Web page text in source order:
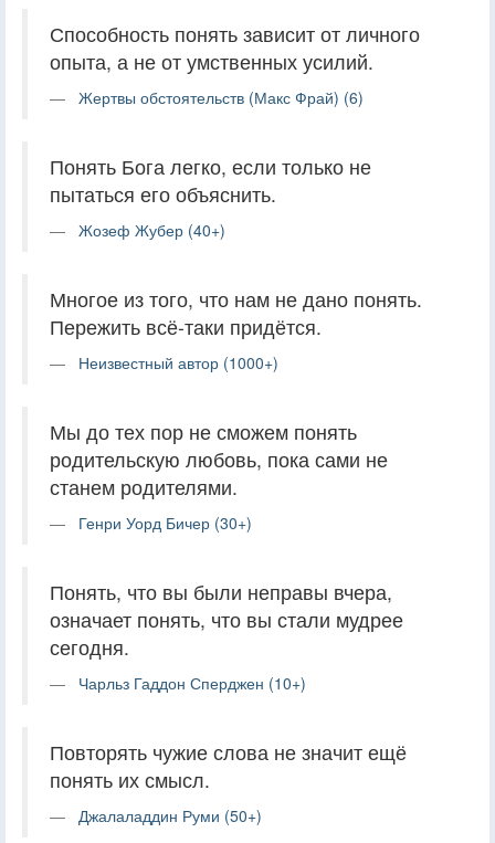
Способность понять зависит от личного
опыта, а не от умственных усилий.
Жертвы обстоятельств (Макс Фрай) (6)
Понять Бога легко, если только не
пытаться его объяснить.
Жозеф Жубер (40+)
Многое из того, что нам не дано понять.
Пережить всё-таки придётся.
Неизвестный автор (1000+)
Мы до тех пор не сможем понять
родительскую любовь, пока сами не
станем родителями.
Генри Уорд Бичер (30+)
Понять, что вы были неправы вчера,
означает понять, что вы стали мудрее
сегодня.
Чарльз Гаддон Сперджен (10+)
Повторять чужие слова не значит ещё
понять их смысл.
Джалаладдин Руми (50+)